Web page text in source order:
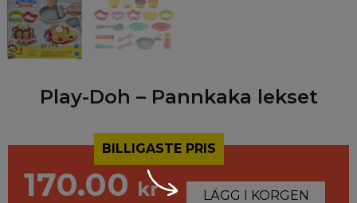
Play-Doh – Pannkaka lekset
BILLIGASTE PRIS
170.00 kr LÄGG I KORGEN